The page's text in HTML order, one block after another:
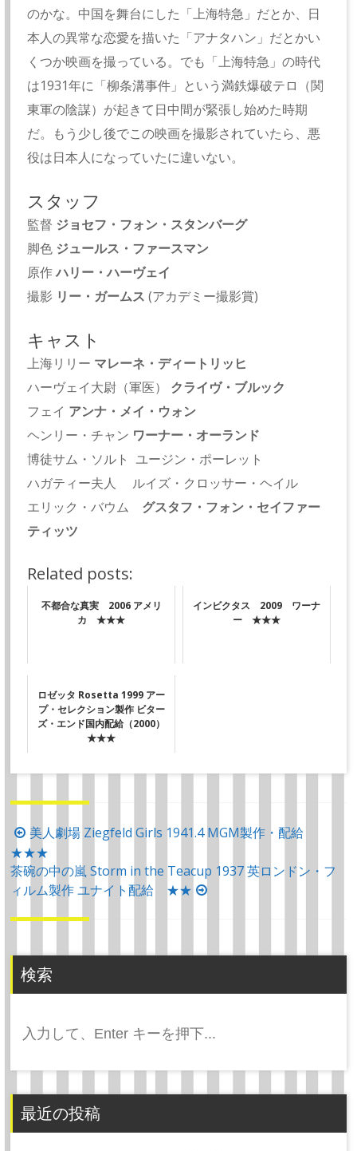
のかな。中国を舞台にした「上海特急」だとか、日
本人の異常な恋愛を描いた「アナタハン」だとかい
くつか映画を撮っている。でも「上海特急」の時代
は1931年に「柳条溝事件」という満鉄爆破テロ（関
東軍の陰謀）が起きて日中間が緊張し始めた時期
だ。もう少し後でこの映画を撮影されていたら、悪
役は日本人になっていたに違いない。
スタッフ
監督 ジョセフ・フォン・スタンバーグ
脚色 ジュールス・ファースマン
原作ハリー・ハーヴェイ
撮影 リー・ガームス (アカデミー撮影賞)
キャスト
上海リリー マレーネ・ディートリッヒ
ハーヴェイ大尉（軍医） クライヴ・ブルック
フェイ アンナ・メイ・ウォン
ヘンリー・チャン ワーナー・オーランド
博徒サム・ソルト ユージン・ポーレット
ハガティー夫人 ルイズ・クロッサー・ヘイル
エリック・バウム グスタフ・フォン・セイファー
ティッツ
Related posts:
不都合な真実 2006 アメリ
カ ★★★
インビクタス 2009 ワーナ
ー ★★★
ロゼッタ Rosetta 1999 アー
プ・セレクション製作 ビター
ズ・エンド国内配給（2000）
★★★
投
稿
ナ
ビ
ゲ
シ
ョ
美人劇場 Ziegfeld Girls 1941.4 MGM製作・配給
★★★
茶碗の中の嵐 Storm in the Teacup 1937 英ロンドン・フ
ィルム製作 ユナイト配給 ★★
検索
索:
最近の投稿